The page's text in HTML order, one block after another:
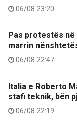
06/08 23:20
Pas protestës
marrin
06/08 22:47
Italia e Roberto
stafi teknik, bën
06/08 22:19